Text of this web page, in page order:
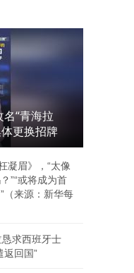
“青海拉
更换招牌
凝眉》，“太像
”“或将成为首
（来源：新华每
求西班牙士
返回国”